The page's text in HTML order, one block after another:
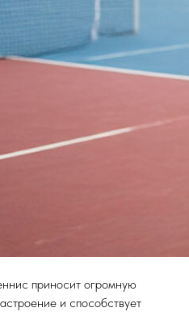
приносит огромную
и способствует